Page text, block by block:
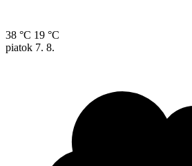
38 °C 19 °C
piatok 7. 8.